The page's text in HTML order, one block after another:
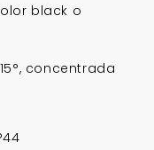
black o
concentrada